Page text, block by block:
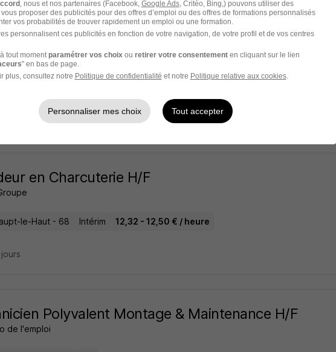
en Charcuterie H/F
Spirit
en Charcuterie H/F
le-Haut - 68 Intérim 12,32 - 12,50 € / heure
Polyvalent Montage & Maintenance H/F
de l'emploi
, nous et nos partenaires (Facebook, Google Ads, Critéo, Bing,) pouvons utiliser des
proposer des publicités pour des offres d’emploi ou des offres de formations personnalisés
vos probabilités de trouver rapidement un emploi ou une formation.
personnalisent ces publicités en fonction de votre navigation, de votre profil et de vos centres
tout moment paramétrer vos choix ou retirer votre consentementen cliquant sur le lien
" en bas de page.
plus, consultez notre Politique de confidentialité et notre Politique relative aux cookies.
Personnaliser mes choix Tout accepter